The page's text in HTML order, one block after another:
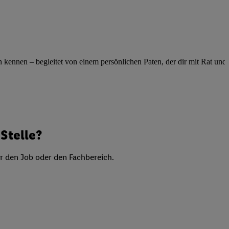
– begleitet von einem persönlichen Paten, der dir mit Rat und
Job oder den Fachbereich.
Informationen,
Verwendung
von Profilen